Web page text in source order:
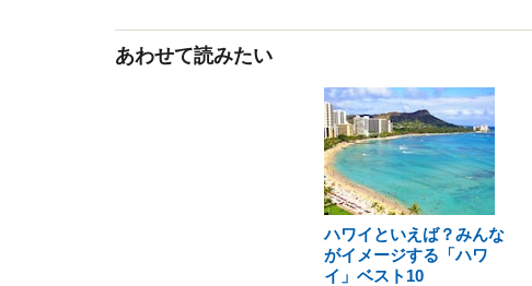
あわせて読みたい
ハワイといえば？みんな
がイメージする「ハワ
イ」ベスト10